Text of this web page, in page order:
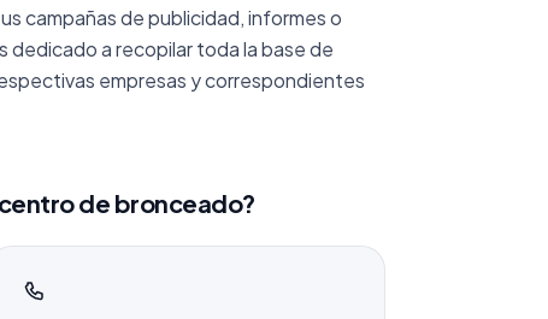
campañas de publicidad, informes o
a recopilar toda la base de
empresas y correspondientes
de bronceado?